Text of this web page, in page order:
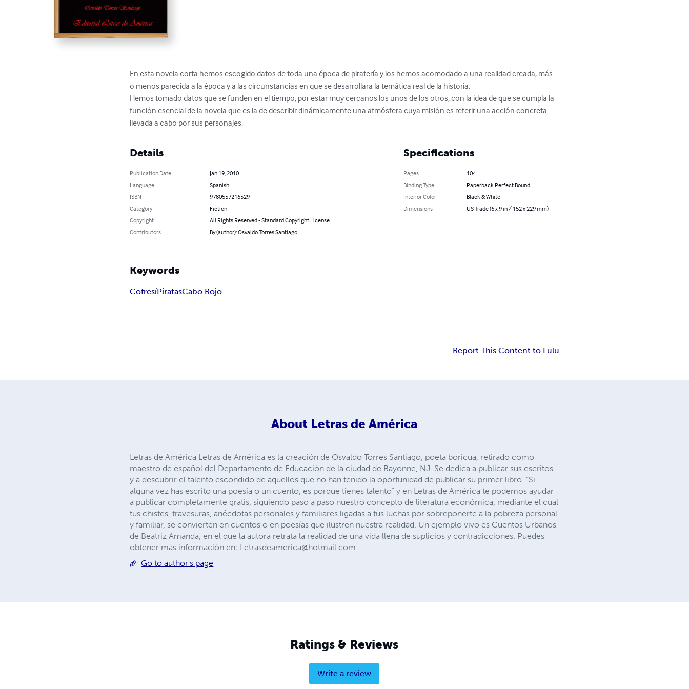
En esta novela corta hemos escogido datos de toda una época de piratería y los hemos acomodado a una realidad creada, más
o menos parecida a la época y a las circunstancias en que se desarrollara la temática real de la historia.
Hemos tomado datos que se funden en el tiempo, por estar muy cercanos los unos de los otros, con la idea de que se cumpla la
función esencial de la novela que es la de describir dinámicamente una atmósfera cuya misión es referir una acción concreta
llevada a cabo por sus personajes.
Details
Publication Date
Jan 19, 2010
Language
Spanish
ISBN
9780557216529
Category
Fiction
Copyright
All Rights Reserved - Standard Copyright License
Contributors
By (author): Osvaldo Torres Santiago
Specifications
Pages
104
Binding Type
Paperback Perfect Bound
Interior Color
Black & White
Dimensions
US Trade (6 x 9 in / 152 x 229 mm)
Keywords
CofresíPiratasCabo Rojo
Report This Content to Lulu
About Letras de América
Letras de América Letras de América es la creación de Osvaldo Torres Santiago, poeta boricua, retirado como
maestro de español del Departamento de Educación de la ciudad de Bayonne, NJ. Se dedica a publicar sus escritos
y a descubrir el talento escondido de aquellos que no han tenido la oportunidad de publicar su primer libro. “Si
alguna vez has escrito una poesía o un cuento, es porque tienes talento” y en Letras de América te podemos ayudar
a publicar completamente gratis, siguiendo paso a paso nuestro concepto de literatura económica, mediante el cual
tus chistes, travesuras, anécdotas personales y familiares ligadas a tus luchas por sobreponerte a la pobreza personal
y familiar, se convierten en cuentos o en poesías que ilustren nuestra realidad. Un ejemplo vivo es Cuentos Urbanos
de Beatriz Amanda, en el que la autora retrata la realidad de una vida llena de suplicios y contradicciones. Puedes
obtener más información en: Letrasdeamerica@hotmail.com
Go to author's page
Ratings & Reviews
Write a review